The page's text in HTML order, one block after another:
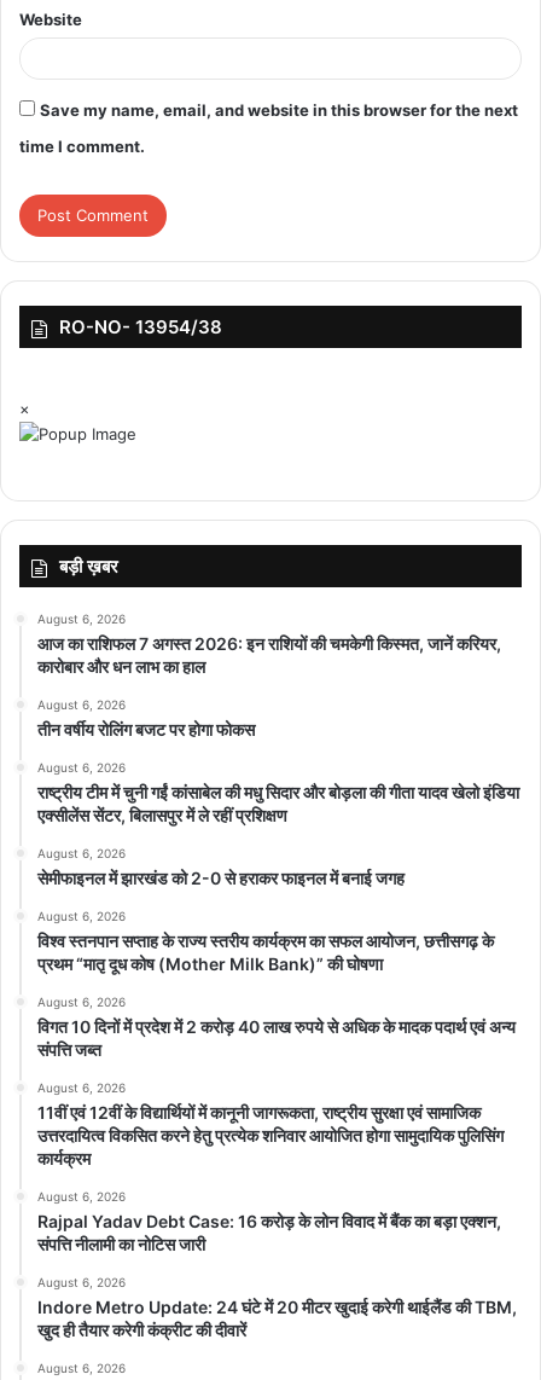
Website
Save my name, email, and website in this browser for the next
time I comment.
RO-NO- 13954/38
×
बड़ी ख़बर
August 6, 2026
आज का राशिफल 7 अगस्त 2026: इन राशियों की चमकेगी किस्मत, जानें करियर,
कारोबार और धन लाभ का हाल
August 6, 2026
तीन वर्षीय रोलिंग बजट पर होगा फोकस
August 6, 2026
राष्ट्रीय टीम में चुनी गईं कांसाबेल की मधु सिदार और बोड़ला की गीता यादव खेलो इंडिया
एक्सीलेंस सेंटर, बिलासपुर में ले रहीं प्रशिक्षण
August 6, 2026
सेमीफाइनल में झारखंड को 2-0 से हराकर फाइनल में बनाई जगह
August 6, 2026
विश्व स्तनपान सप्ताह के राज्य स्तरीय कार्यक्रम का सफल आयोजन, छत्तीसगढ़ के
प्रथम “मातृ दूध कोष (Mother Milk Bank)” की घोषणा
August 6, 2026
विगत 10 दिनों में प्रदेश में 2 करोड़ 40 लाख रुपये से अधिक के मादक पदार्थ एवं अन्य
संपत्ति जब्त
August 6, 2026
11वीं एवं 12वीं के विद्यार्थियों में कानूनी जागरूकता, राष्ट्रीय सुरक्षा एवं सामाजिक
उत्तरदायित्व विकसित करने हेतु प्रत्येक शनिवार आयोजित होगा सामुदायिक पुलिसिंग
कार्यक्रम
August 6, 2026
Rajpal Yadav Debt Case: 16 करोड़ के लोन विवाद में बैंक का बड़ा एक्शन,
संपत्ति नीलामी का नोटिस जारी
August 6, 2026
Indore Metro Update: 24 घंटे में 20 मीटर खुदाई करेगी थाईलैंड की TBM,
खुद ही तैयार करेगी कंक्रीट की दीवारें
August 6, 2026